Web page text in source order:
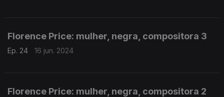
Florence Price: mulher, negra, compositora 3
Ep. 24 16 jun. 2024
Florence Price: mulher, negra, compositora 2